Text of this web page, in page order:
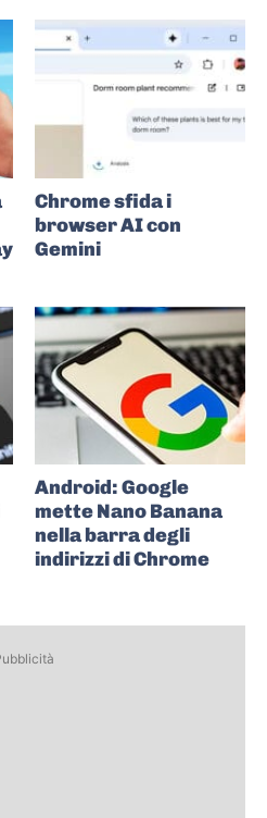
Chrome sfida i
browser AI con
Gemini
Android: Google
mette Nano Banana
nella barra degli
indirizzi di Chrome